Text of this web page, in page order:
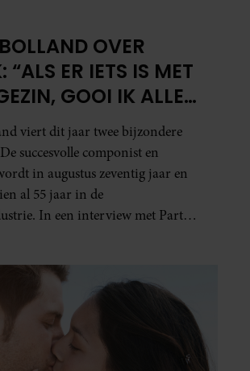
OVER
“ALS ER IETS IS MET
GOOI IK ALLES
AGENDA”
viert dit jaar twee bijzondere
succesvolle componist en
in augustus zeventig jaar en
al 55 jaar in de
In een interview met Party
tegenwoordig liggen: